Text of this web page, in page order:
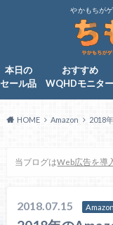
やかもちが
本日の
セール品
おすすめ
WQHDモニター
HOME Amazon 2018
当ブログはWeb広告を導
2018.07.15 Amazon